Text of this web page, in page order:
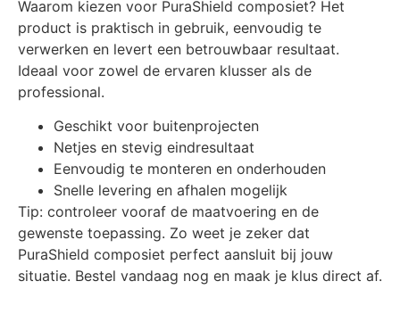
Waarom kiezen voor PuraShield composiet? Het
product is praktisch in gebruik, eenvoudig te
verwerken en levert een betrouwbaar resultaat.
Ideaal voor zowel de ervaren klusser als de
professional.
Geschikt voor buitenprojecten
Netjes en stevig eindresultaat
Eenvoudig te monteren en onderhouden
Snelle levering en afhalen mogelijk
Tip: controleer vooraf de maatvoering en de
gewenste toepassing. Zo weet je zeker dat
PuraShield composiet perfect aansluit bij jouw
situatie. Bestel vandaag nog en maak je klus direct af.